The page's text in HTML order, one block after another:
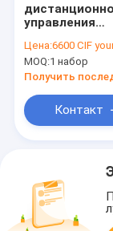
управления
кливера
учреждение
консольного
Цена:6600 CIF
MOQ:1 набор
Контакт